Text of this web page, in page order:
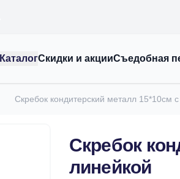
КаталогСкидки и акцииСъедобная
Скребок кондитерский металл 15*10см
Скребок
линейкой